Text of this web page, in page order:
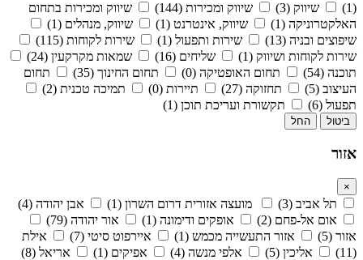
(1)
שיווק (3) שיווק ומכירות (144)
שיווק ומכירות בתחום
האלקטרוניקה (1)
שיווק, אינטרנט (1)
שיווק, מנהלים (1)
שיפוצים ובניה (13)
שירות ותפעול (1)
שירות לקוחות (115)
שירות לקוחות ושיווק (1)
שליחים (16)
שמאות מקרקעין (24)
תוכנה (54)
תחום האופטיקה (0) תחום החינוך (35)
תחום
העיצוב (5)
תחזוקה (27) תיירות (0)
תמיכה טכנית (2)
תפעול (6)
תקשורת ועריכת תוכן (1)
ביטול החל
אזור
×
תל אביב (3) מועצה אזורית דרום השרון (1)
אבן יהודה (4)
אום אל-פחם (2)
אופקים ודימונה (1)
אור יהודה (79)
אזור (5)
אזור התעשייה מכמש (1) איירפוט סיטי (7)
אילת
(11)
אליכין (5) אלפי מנשה (4) אפיקים (1)
אריאל (8)